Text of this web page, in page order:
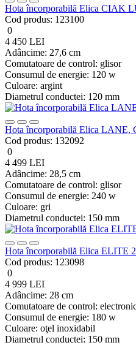
Hota încorporabilă Elica CIAK
Cod produs: 123100
0
4 450 LEI
Adâncime: 27,6 cm
Comutatoare de control: glisor
Consumul de energie: 120 w
Culoare: argint
Diametrul conductei: 120 mm
Hota încorporabilă Elica LANE,
Cod produs: 132092
0
4 499 LEI
Adâncime: 28,5 cm
Comutatoare de control: glisor
Consumul de energie: 240 w
Culoare: gri
Diametrul conductei: 150 mm
Hota încorporabilă Elica ELITE
Cod produs: 123098
0
4 999 LEI
Adâncime: 28 cm
Comutatoare de control:
Consumul de energie: 180 w
Culoare: oţel inoxidabil
Diametrul conductei: 150 mm